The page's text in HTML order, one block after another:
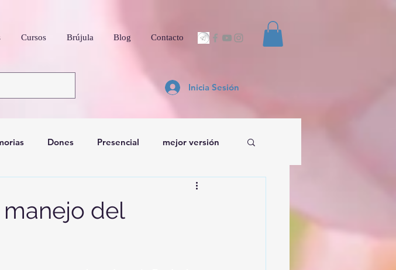
Cursos Brújula Blog Contacto
Inicia Sesión
Dones Presencial mejor versión
del